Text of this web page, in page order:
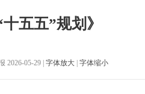
五五”规划》
2026-05-29 | 字体放大| 字体缩小